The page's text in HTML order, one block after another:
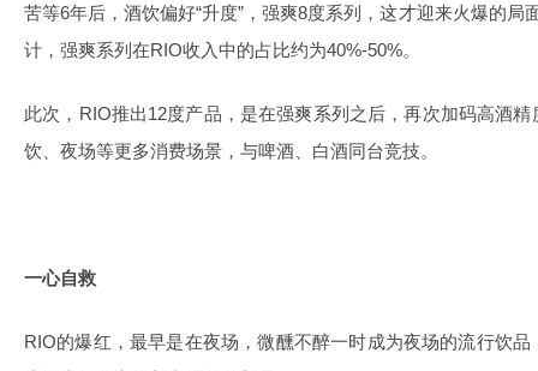
苦等6年后，酒饮偏好“升度”，强爽8度系列，这才迎来火爆的局
计，强爽系列在RIO收入中的占比约为40%-50%。
此次，RIO推出12度产品，是在强爽系列之后，再次加码高酒
饮、夜场等更多消费场景，与啤酒、白酒同台竞技。
一心自救
RIO的爆红，最早是在夜场，微醺不醉一时成为夜场的流行饮